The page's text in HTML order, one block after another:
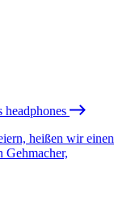
headphones
heißen wir einen
Gehmacher,